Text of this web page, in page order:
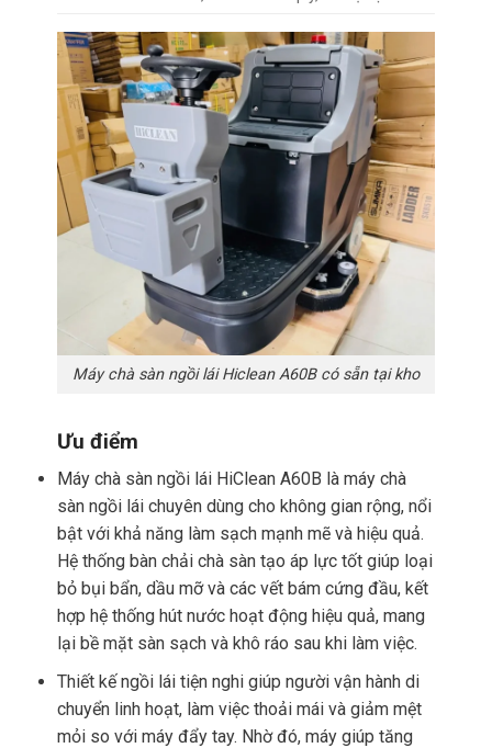
Máy chà sàn ngồi lái Hiclean A60B có sẵn tại kho
Ưu điểm
Máy chà sàn ngồi lái HiClean A60B là máy chà
sàn ngồi lái chuyên dùng cho không gian rộng, nổi
bật với khả năng làm sạch mạnh mẽ và hiệu quả.
Hệ thống bàn chải chà sàn tạo áp lực tốt giúp loại
bỏ bụi bẩn, dầu mỡ và các vết bám cứng đầu, kết
hợp hệ thống hút nước hoạt động hiệu quả, mang
lại bề mặt sàn sạch và khô ráo sau khi làm việc.
Thiết kế ngồi lái tiện nghi giúp người vận hành di
chuyển linh hoạt, làm việc thoải mái và giảm mệt
mỏi so với máy đẩy tay. Nhờ đó, máy giúp tăng